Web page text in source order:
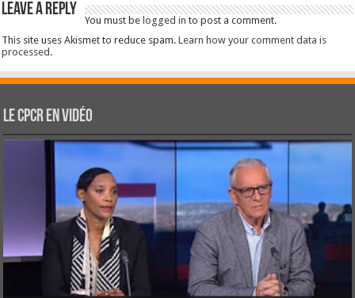
Leave a Reply
You must be logged in to post a comment.
This site uses Akismet to reduce spam.Learn how your comment data is
processed.
Le CPCR en vidéo